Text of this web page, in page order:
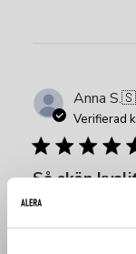
Anna S.
Verifierad
Så skön
Så skön kvalite.